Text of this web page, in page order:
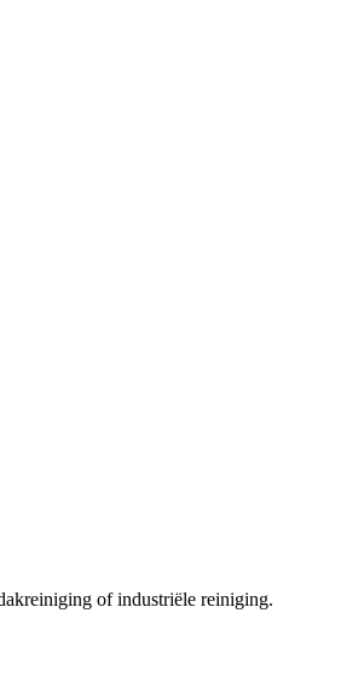
of industriële reiniging.